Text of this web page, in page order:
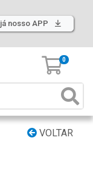
nosso APP
0
VOLTAR